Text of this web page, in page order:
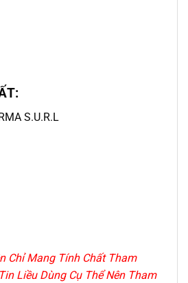
S.U.R.L
Chỉ Mang Tính Chất Tham
Liều Dùng Cụ Thể Nên Tham